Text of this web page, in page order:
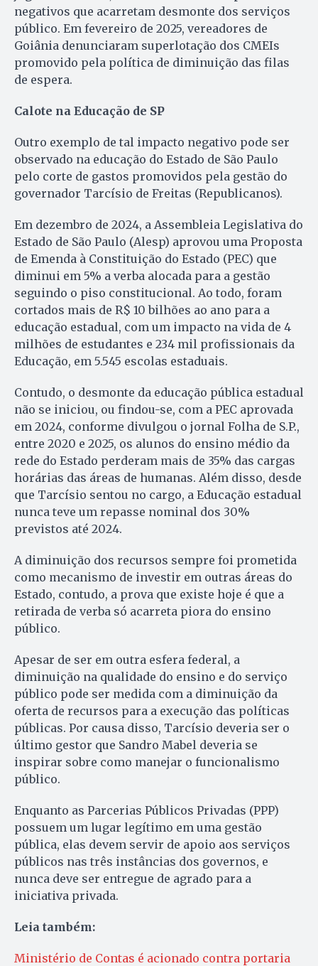
negativos que acarretam desmonte dos serviços
público. Em fevereiro de 2025, vereadores de
Goiânia denunciaram superlotação dos CMEIs
promovido pela política de diminuição das filas
de espera.
Calote na Educação de SP
Outro exemplo de tal impacto negativo pode ser
observado na educação do Estado de São Paulo
pelo corte de gastos promovidos pela gestão do
governador Tarcísio de Freitas (Republicanos).
Em dezembro de 2024, a Assembleia Legislativa do
Estado de São Paulo (Alesp) aprovou uma Proposta
de Emenda à Constituição do Estado (PEC) que
diminui em 5% a verba alocada para a gestão
seguindo o piso constitucional. Ao todo, foram
cortados mais de R$ 10 bilhões ao ano para a
educação estadual, com um impacto na vida de 4
milhões de estudantes e 234 mil profissionais da
Educação, em 5.545 escolas estaduais.
Contudo, o desmonte da educação pública estadual
não se iniciou, ou findou-se, com a PEC aprovada
em 2024, conforme divulgou o jornal Folha de S.P.,
entre 2020 e 2025, os alunos do ensino médio da
rede do Estado perderam mais de 35% das cargas
horárias das áreas de humanas. Além disso, desde
que Tarcísio sentou no cargo, a Educação estadual
nunca teve um repasse nominal dos 30%
previstos até 2024.
A diminuição dos recursos sempre foi prometida
como mecanismo de investir em outras áreas do
Estado, contudo, a prova que existe hoje é que a
retirada de verba só acarreta piora do ensino
público.
Apesar de ser em outra esfera federal, a
diminuição na qualidade do ensino e do serviço
público pode ser medida com a diminuição da
oferta de recursos para a execução das políticas
públicas. Por causa disso, Tarcísio deveria ser o
último gestor que Sandro Mabel deveria se
inspirar sobre como manejar o funcionalismo
público.
Enquanto as Parcerias Públicos Privadas (PPP)
possuem um lugar legítimo em uma gestão
pública, elas devem servir de apoio aos serviços
públicos nas três instâncias dos governos, e
nunca deve ser entregue de agrado para a
iniciativa privada.
Leia também:
Ministério de Contas é acionado contra portaria